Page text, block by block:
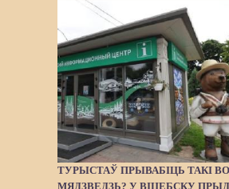
ТУРЫСТАЎ ПРЫВАБІЦЬ ТАКІ
МЯДЗВЕДЗЬ? У ВІЦЕБСКУ